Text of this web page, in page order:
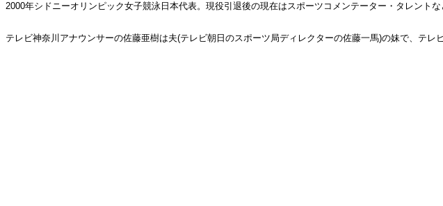
2000年シドニーオリンピック女子競泳日本代表。現役引退後の現在はスポーツコメンテーター・タレントな
テレビ神奈川アナウンサーの佐藤亜樹は夫(テレビ朝日のスポーツ局ディレクターの佐藤一馬)の妹で、テ